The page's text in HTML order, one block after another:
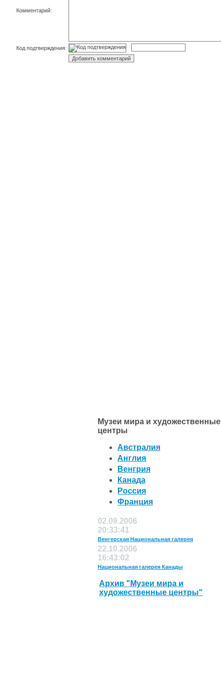
Комментарий:
Код подтверждения:
Музеи мира и художественные
центры
Австралия
Англия
Венгрия
Канада
Россия
Франция
02.09.2006
20:33:41
Венгерская Национальная галерея
22.10.2006
16:43:02
Национальная галерея Канады
Архив "Музеи мира и
художественные центры"